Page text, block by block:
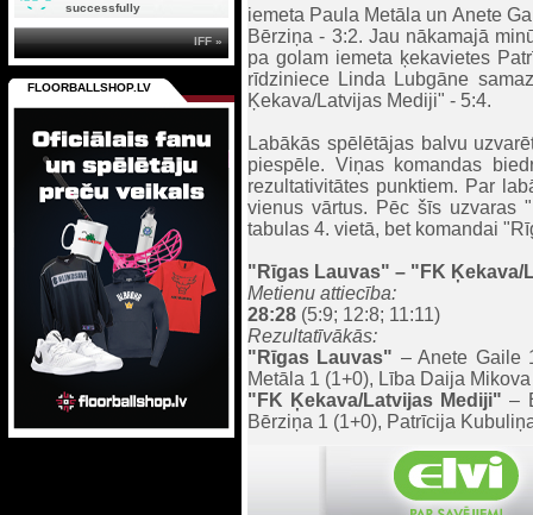
iemeta Paula Metāla un Anete
Bērziņa - 3:2. Jau nākamajā
pa golam iemeta ķekavietes
rīdziniece Linda Lubgāne
Ķekava/Latvijas Mediji" - 5:4.
Labākās spēlētājas balvu
piespēle. Viņas komandas
rezultativitātes punktiem. Par
vienus vārtus. Pēc šīs uzvaras
tabulas 4. vietā, bet komandai
"Rīgas Lauvas" – "FK Ķekava/
Metienu attiecība:
28:28 (5:9; 12:8; 11:11)
Rezultatīvākās:
"Rīgas Lauvas" – Anete Gaile
Metāla 1 (1+0), Lība Daija
"FK Ķekava/Latvijas Mediji" –
Bērziņa 1 (1+0), Patrīcija
successfully
IFF »
FLOORBALLSHOP.LV